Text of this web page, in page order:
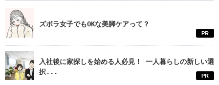
ズボラ女子でもOKな美脚ケアって？
PR
入社後に家探しを始める人必見！ 一人暮らしの新しい選
択...
PR